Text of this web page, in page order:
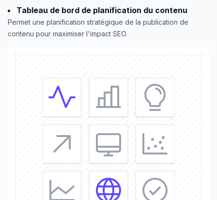
Tableau de bord de planification du contenu
Permet une planification stratégique de la publication de
contenu pour maximiser l'impact SEO.